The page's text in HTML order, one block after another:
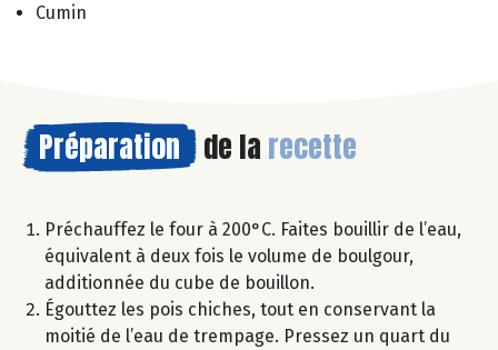
Cumin
Préparation de la recette
Préchauffez le four à 200°C. Faites bouillir de l’eau,
équivalent à deux fois le volume de boulgour,
additionnée du cube de bouillon.
Égouttez les pois chiches, tout en conservant la
moitié de l’eau de trempage. Pressez un quart du